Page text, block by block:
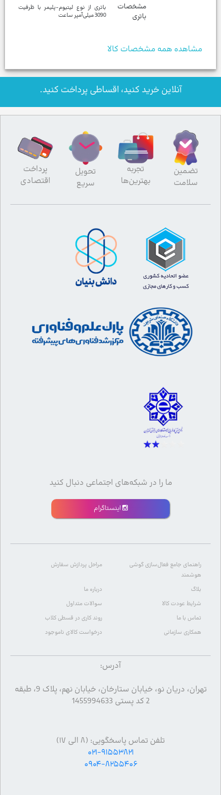
مشخصات
باتری
باتری از نوع لیتیوم-پلیمر با ظرفیت
3090 میلی‌آمپر ساعت
مشاهده همه مشخصات کالا
آنلاین خرید کنید، اقساطی پرداخت کنید.
تضمین
سلامت
تجربه
بهترین‌ها
تحویل
سریع
پرداخت
اقتصادی
ما را در شبکه‌های اجتماعی دنبال کنید
اینستاگرام
راهنمای جامع فعال‌سازی گوشی
هوشمند
مراحل پردازش سفارش
بلاگ
درباره ما
شرایط عودت کالا
سوالات متداول
تماس با ما
روند کاری در قسطی کلاب
همکاری سازمانی
درخواست کالای ناموجود
آدرس:
تهران، دریان نو، خیابان ستارخان، خیابان نهم، پلاک 9، طبقه
2 کد پستی 1455994633
تلفن تماس پاسخگویی: (۸ الی ۱۷)
۰۲۱-۹۱۵۵۳۸۲۱
۰۹۰۴-۸۲۵۵۴۰۶